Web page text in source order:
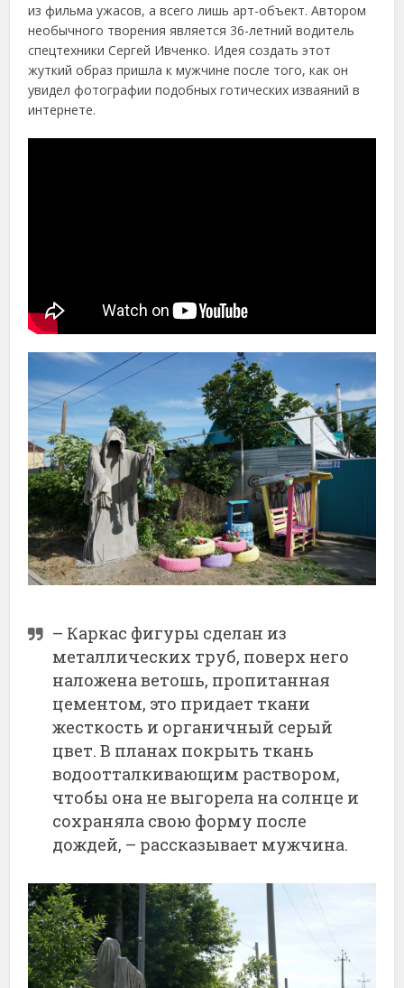
из фильма ужасов, а всего лишь арт-объект. Автором
необычного творения является 36-летний водитель
спецтехники Сергей Ивченко. Идея создать этот
жуткий образ пришла к мужчине после того, как он
увидел фотографии подобных готических изваяний в
интернете.
– Каркас фигуры сделан из
металлических труб, поверх него
наложена ветошь, пропитанная
цементом, это придает ткани
жесткость и органичный серый
цвет. В планах покрыть ткань
водоотталкивающим раствором,
чтобы она не выгорела на солнце и
сохраняла свою форму после
дождей, – рассказывает мужчина.